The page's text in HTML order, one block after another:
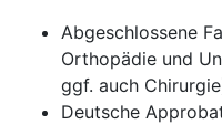
Abgeschlossene
Orthopädie und
ggf. auch
Deutsche